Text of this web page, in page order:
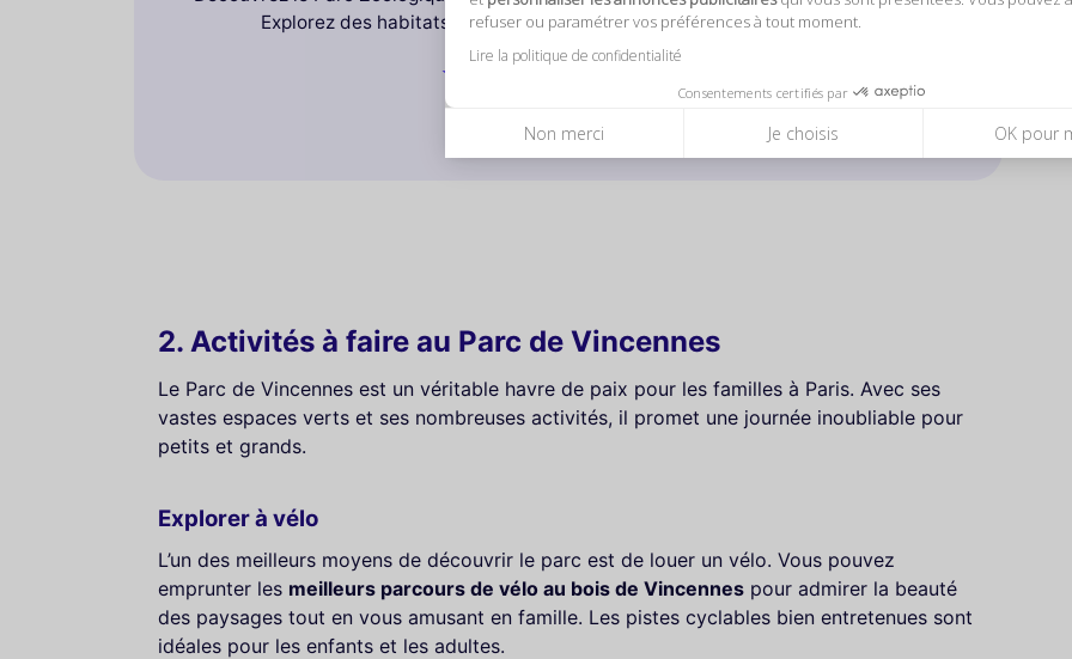
refuser ou paramétrer vos préférences à tout moment.
Lire la politique de confidentialité
Consentements certifiés par
Non merci Je choisis OK pour
Explorez des habitats uniques et rencontrez des espèces étonnantes !
BILLETS ZOO PARIS
2. Activités à faire au Parc de Vincennes
Le Parc de Vincennes est un véritable havre de paix pour les familles à Paris. Avec ses
vastes espaces verts et ses nombreuses activités, il promet une journée inoubliable pour
petits et grands.
Explorer à vélo
L’un des meilleurs moyens de découvrir le parc est de louer un vélo. Vous pouvez
emprunter les meilleurs parcours de vélo au bois de Vincennes pour admirer la beauté
des paysages tout en vous amusant en famille. Les pistes cyclables bien entretenues sont
idéales pour les enfants et les adultes.